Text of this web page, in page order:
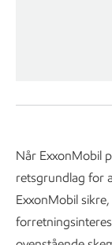
Når ExxonMobil
retsgrundlag for
ExxonMobil